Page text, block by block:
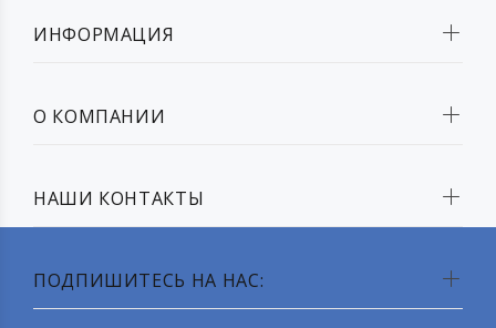
ПОДПИШИТЕСЬ НА НАС:
ИНФОРМАЦИЯ
О КОМПАНИИ
НАШИ КОНТАКТЫ